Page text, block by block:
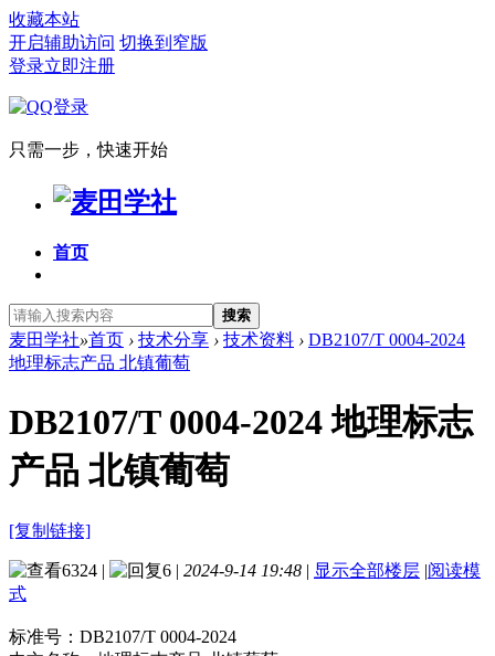
收藏本站
开启辅助访问 切换到窄版
登录立即注册
只需一步，快速开始
首页
搜索
麦田学社»首页 › 技术分享 › 技术资料 › DB2107/T 0004-2024
地理标志产品 北镇葡萄
DB2107/T 0004-2024 地理标志
产品 北镇葡萄
[复制链接]
6324 | 6 | 2024-9-14 19:48 | 显示全部楼层 |阅读模
式
标准号： DB2107/T 0004-2024